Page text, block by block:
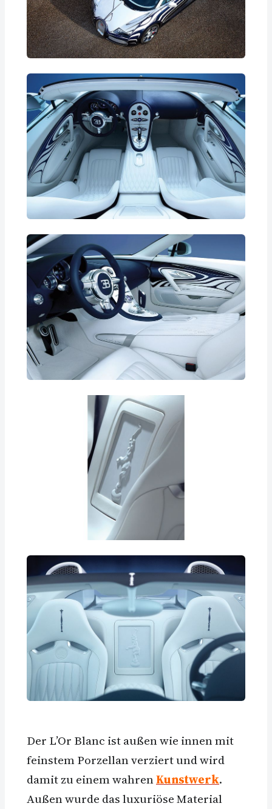
Der L’Or Blanc ist außen wie innen mit
feinstem Porzellan verziert und wird
damit zu einem wahrenKunstwerk.
Außen wurde das luxuriöse Material